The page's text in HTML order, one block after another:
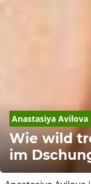
Anastasiya
Wie wild
im